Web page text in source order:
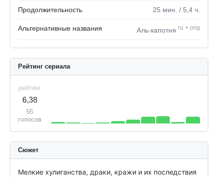
Продолжительность 25 мин. / 5,4 ч.
Альтернативные названия Аль-капотня ru + orig
Рейтинг сериала
рейтинг
6,38
55
голосов
Сюжет
Мелкие хулиганства, драки, кражи и их последствия